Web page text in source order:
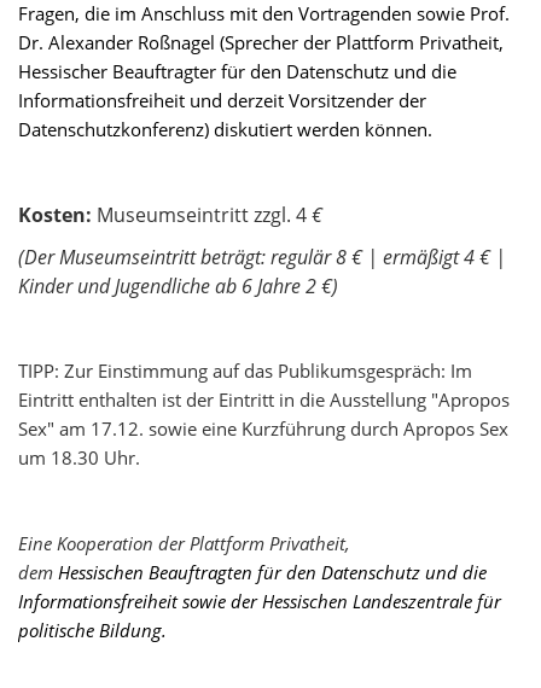
Fragen, die im Anschluss mit den Vortragenden sowie Prof.
Dr. Alexander Roßnagel (Sprecher der Plattform Privatheit,
Hessischer Beauftragter für den Datenschutz und die
Informationsfreiheit und derzeit Vorsitzender der
Datenschutzkonferenz) diskutiert werden können.
Kosten: Museumseintritt zzgl. 4€
(Der Museumseintritt beträgt: regulär 8 € | ermäßigt 4 € |
Kinder und Jugendliche ab 6 Jahre 2 €)
TIPP: Zur Einstimmung auf das Publikumsgespräch: Im
Eintritt enthalten ist der Eintritt in die Ausstellung "Apropos
Sex" am 17.12. sowie eine Kurzführung durch Apropos Sex
um 18.30 Uhr.
Eine Kooperation der Plattform Privatheit,
dem Hessischen Beauftragten für den Datenschutz und die
Informationsfreiheit sowie der Hessischen Landeszentrale für
politische Bildung.